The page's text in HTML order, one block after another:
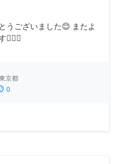
うございました😊 またよ
京都
0